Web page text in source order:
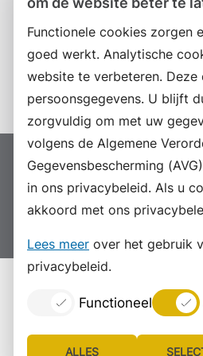
Functionele cookies zorgen
goed werkt. Analytische
website te verbeteren.
persoonsgegevens. U blijft
zorgvuldig om met uw
volgens de Algemene
Gegevensbescherming
in ons privacybeleid. Als u
akkoord met ons
Lees meer over het gebruik
privacybeleid.
Functioneel
ALLES
LinkedIn
Instagram
Proclaimer Colofon
Sitemap
Privacyverklaring
Archief